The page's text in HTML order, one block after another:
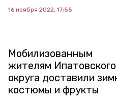
16 ноября 2022, 17:55
Мобилизованным
жителям Ипатовского
округа доставили
костюмы и фрукты